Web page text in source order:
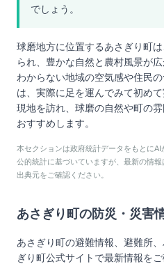
でしょう。
球磨地方に位置するあさぎり町
られ、豊かな自然と農村風景が
わからない地域の空気感や住民
は、実際に足を運んでみて初め
現地を訪れ、球磨の自然や町の
おすすめします。
本セクションは政府統計データをもとに
公的統計に基づいていますが、最新の情
出典元をご確認ください。
あさぎり町 の防災・災害
あさぎり町の避難情報、避難所、
ぎり町公式サイトで最新情報をご